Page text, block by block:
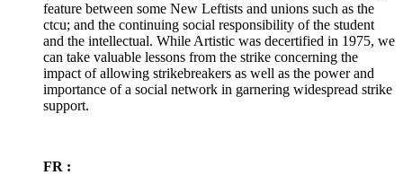
feature between some New Leftists and unions such as the
ctcu; and the continuing social responsibility of the student
and the intellectual. While Artistic was decertified in 1975, we
can take valuable lessons from the strike concerning the
impact of allowing strikebreakers as well as the power and
importance of a social network in garnering widespread strike
support.
FR :